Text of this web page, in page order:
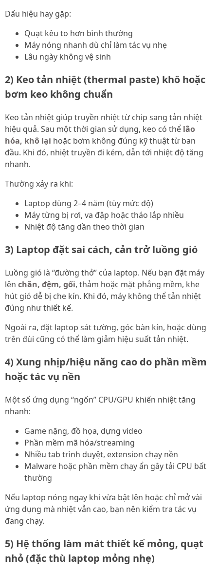
Dấu hiệu hay gặp:
Quạt kêu to hơn bình thường
Máy nóng nhanh dù chỉ làm tác vụ nhẹ
Lâu ngày không vệ sinh
2) Keo tản nhiệt (thermal paste) khô hoặc
bơm keo không chuẩn
Keo tản nhiệt giúp truyền nhiệt từ chip sang tản nhiệt
hiệu quả. Sau một thời gian sử dụng, keo có thể lão
hóa, khô lại hoặc bơm không đúng kỹ thuật từ ban
đầu. Khi đó, nhiệt truyền đi kém, dẫn tới nhiệt độ tăng
nhanh.
Thường xảy ra khi:
Laptop dùng 2–4 năm (tùy mức độ)
Máy từng bị rơi, va đập hoặc tháo lắp nhiều
Nhiệt độ tăng dần theo thời gian
3) Laptop đặt sai cách, cản trở luồng gió
Luồng gió là “đường thở” của laptop. Nếu bạn đặt máy
lên chăn, đệm, gối, thảm hoặc mặt phẳng mềm, khe
hút gió dễ bị che kín. Khi đó, máy không thể tản nhiệt
đúng như thiết kế.
Ngoài ra, đặt laptop sát tường, góc bàn kín, hoặc dùng
trên đùi cũng có thể làm giảm hiệu suất tản nhiệt.
4) Xung nhịp/hiệu năng cao do phần mềm
hoặc tác vụ nền
Một số ứng dụng “ngốn” CPU/GPU khiến nhiệt tăng
nhanh:
Game nặng, đồ họa, dựng video
Phần mềm mã hóa/streaming
Nhiều tab trình duyệt, extension chạy nền
Malware hoặc phần mềm chạy ẩn gây tải CPU bất
thường
Nếu laptop nóng ngay khi vừa bật lên hoặc chỉ mở vài
ứng dụng mà nhiệt vẫn cao, bạn nên kiểm tra tác vụ
đang chạy.
5) Hệ thống làm mát thiết kế mỏng, quạt
nhỏ (đặc thù laptop mỏng nhẹ)